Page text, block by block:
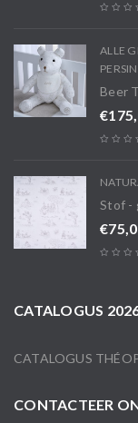
ALLE
Beer
€
Stof -
€
CATALOGUS
CATALOGUS
CONTACTEER